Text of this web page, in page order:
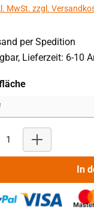
MwSt. zzgl.
per Spedition
Lieferzeit: 6-10
auswählen
In